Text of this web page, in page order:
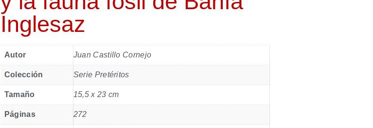
Inglesaz
Autor Juan Castillo Cornejo
Colección Serie Pretéritos
Tamaño 15,5 x 23 cm
Páginas 272